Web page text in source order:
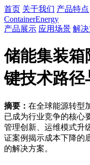
首页 关于我们 产品特点
ContainerEnergy
产品展示 应用场景 解
储能集装箱
键技术路
摘要： 在全球能源转型
已成为行业竞争的核心
管理创新、运维模式升
证案例揭示成本下降的
的解决方案。